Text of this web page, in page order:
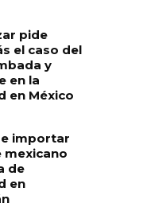
pide
el caso del
y
en la
en México
importar
mexicano
de
en